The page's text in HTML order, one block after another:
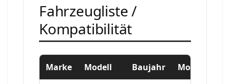
Fahrzeugliste /
Kompatibilität
Marke Modell Baujahr Motor